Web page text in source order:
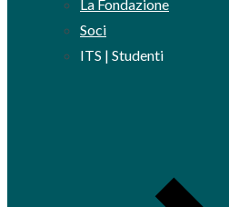
La Fondazione
Soci
ITS | Studenti